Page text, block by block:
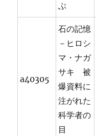
ぶ
a40305
石の記憶
－ヒロシ
マ・ナガ
サキ 被
爆資料に
注がれた
科学者の
目